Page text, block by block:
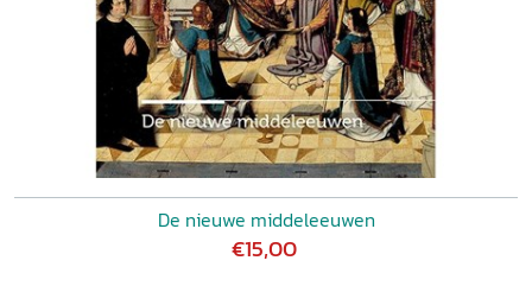
De nieuwe middeleeuwen
€15,00